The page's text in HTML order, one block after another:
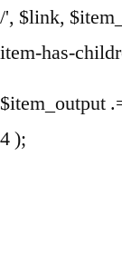
/', $link,
item-has-
$item_output
4 );